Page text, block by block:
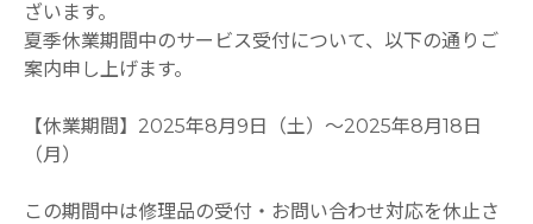
ざいます。
夏季休業期間中のサービス受付について、以下の通りご
案内申し上げます。
【休業期間】2025年8月9日（土）～2025年8月18日
（月）
この期間中は修理品の受付・お問い合わせ対応を休止さ